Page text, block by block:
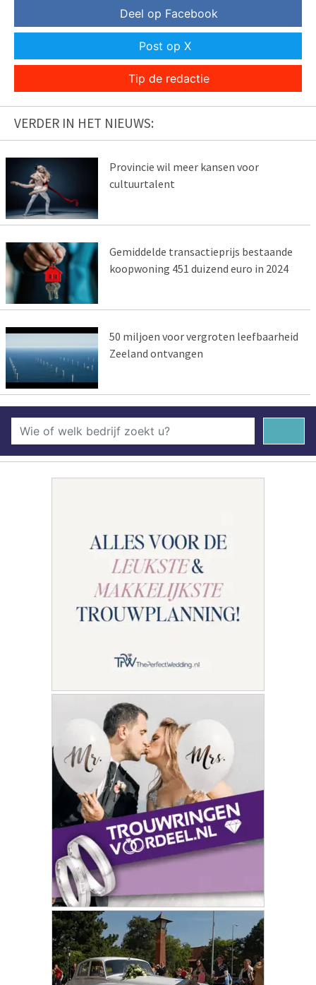
Deel op Facebook
Post op X
Tip de redactie
VERDER IN HET NIEUWS:
Provincie wil meer kansen voor
cultuurtalent
Gemiddelde transactieprijs bestaande
koopwoning 451 duizend euro in 2024
50 miljoen voor vergroten leefbaarheid
Zeeland ontvangen